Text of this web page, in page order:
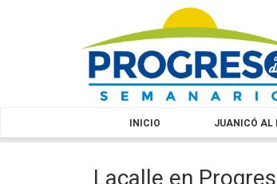
INICIO JUANICÓ AL
Lacalle en